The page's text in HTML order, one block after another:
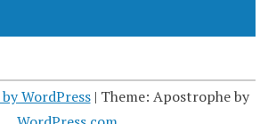
WordPress | Theme: Apostrophe by